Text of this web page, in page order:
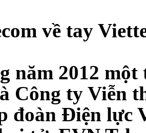
về tay
năm 2012
Công ty Viễn
đoàn Điện lực